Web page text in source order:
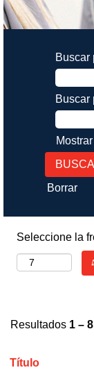
Buscar
Buscar
Borrar
Seleccione la
Resultados 1 – 8
Título